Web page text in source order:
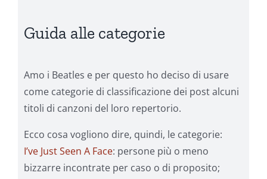
Guida alle categorie
Amo i Beatles e per questo ho deciso di usare
come categorie di classificazione dei post alcuni
titoli di canzoni del loro repertorio.
Ecco cosa vogliono dire, quindi, le categorie:
I’ve Just Seen A Face: persone più o meno
bizzarre incontrate per caso o di proposito;